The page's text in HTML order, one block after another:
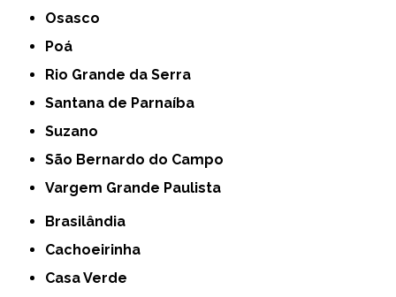
Osasco
Poá
Rio Grande da Serra
Santana de Parnaíba
Suzano
São Bernardo do Campo
Vargem Grande Paulista
Brasilândia
Cachoeirinha
Casa Verde